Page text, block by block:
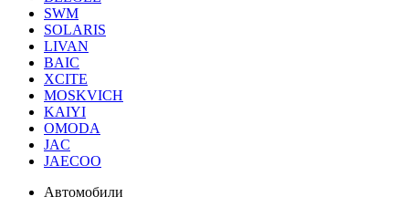
SWM
SOLARIS
LIVAN
BAIC
XCITE
MOSKVICH
KAIYI
OMODA
JAC
JAECOO
Автомобили